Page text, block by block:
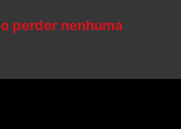
perder nenhuma